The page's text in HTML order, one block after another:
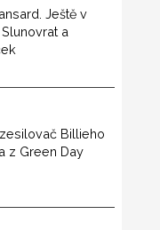
Ještě v
a
Billieho
z Green Day